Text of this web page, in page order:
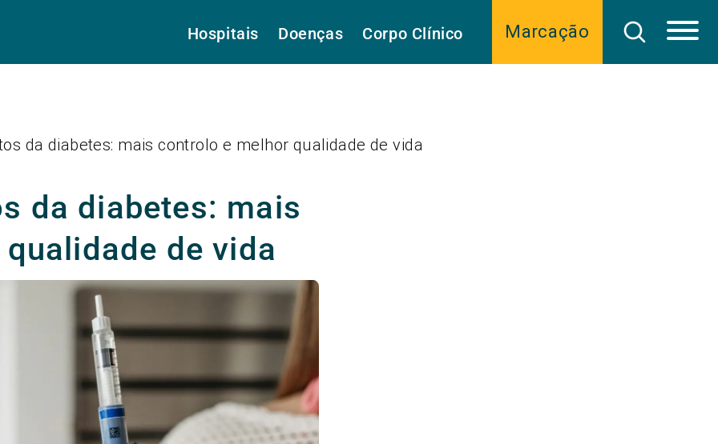
Marcação
Hospitais Doenças Corpo Clínico
da diabetes: mais controlo e melhor qualidade de vida
da diabetes: mais
de vida